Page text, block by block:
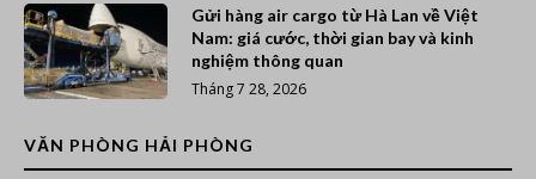
Gửi hàng air cargo từ Hà Lan về Việt
Nam: giá cước, thời gian bay và kinh
nghiệm thông quan
Tháng 7 28, 2026
VĂN PHÒNG HẢI PHÒNG